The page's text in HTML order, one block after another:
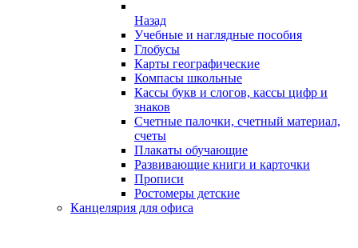
Назад
Учебные и наглядные пособия
Глобусы
Карты географические
Компасы школьные
Кассы букв и слогов, кассы цифр и
знаков
Счетные палочки, счетный материал,
счеты
Плакаты обучающие
Развивающие книги и карточки
Прописи
Ростомеры детские
Канцелярия для офиса